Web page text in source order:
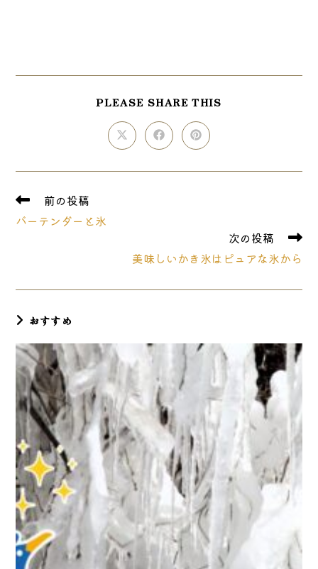
PLEASE SHARE THIS
Opens
in
new
Opens
in
new
Opens
in
new
そ
他
読
前の投稿
バーテンダーと氷
次の投稿
美味しいかき氷はピュアな氷から
おすすめ